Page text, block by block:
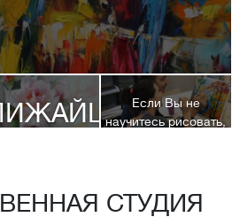
Если Вы не
научитесь рисовать,
стоимость обучения!*
СТУДИЯ